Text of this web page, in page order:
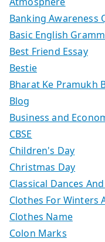
Banking Awareness
Basic English
Best Friend Essay
Bestie
Bharat Ke Pramukh
Blog
Business and
CBSE
Children's Day
Christmas Day
Classical Dances
Clothes For Winters
Clothes Name
Colon Marks